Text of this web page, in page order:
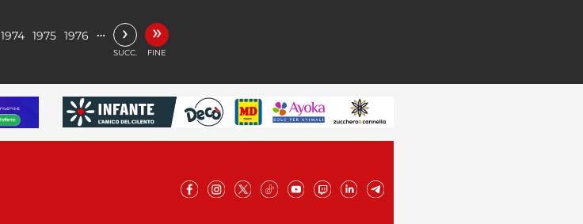
1974 1975 1976 … ›
SUCC.
»
FINE